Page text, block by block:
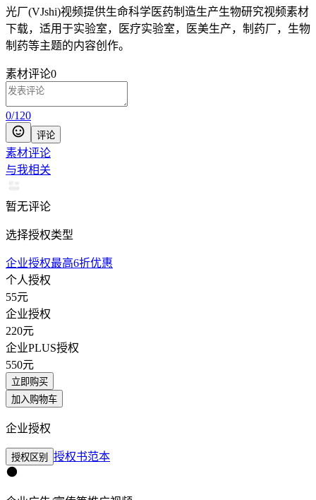
光厂(VJshi)视频提供生命科学医药制造生产生物研究视频素材
下载，适用于实验室，医疗实验室，医美生产，制药厂，生物
制药等主题的内容创作。
素材评论0
0/120
评论
素材评论
与我相关
暂无评论
选择授权类型
企业授权最高6折优惠
个人授权
55元
企业授权
220元
企业PLUS授权
550元
立即购买
加入购物车
企业授权
授权区别 授权书范本